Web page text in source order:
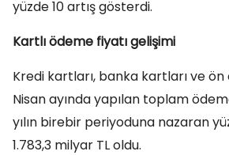
yüzde 10 artış gösterdi.
Kartlı ödeme fiyatı gelişimi
Kredi kartları, banka kartları ve
Nisan ayında yapılan toplam
yılın birebir periyoduna nazaran
1.783,3 milyar TL oldu.